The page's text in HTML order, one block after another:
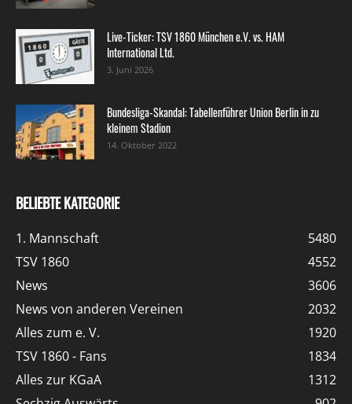
Live-Ticker: TSV 1860 München e.V. vs. HAM
International Ltd.
3. Juni 2026
Bundesliga-Skandal: Tabellenführer Union Berlin in zu
kleinem Stadion
14. Oktober 2022
BELIEBTE KATEGORIE
1. Mannschaft
5480
TSV 1860
4552
News
3606
News von anderen Vereinen
2032
Alles zum e. V.
1920
TSV 1860 - Fans
1834
Alles zur KGaA
1312